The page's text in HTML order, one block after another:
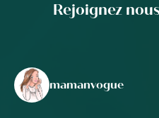
Rejoignez
mamanvogue